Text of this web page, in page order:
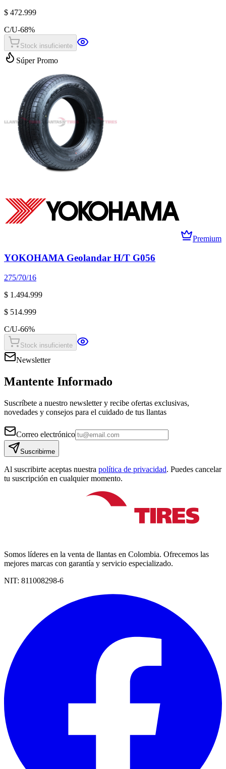
$ 472.999
C/U-68%
Stock insuficiente
Súper Promo
Premium
YOKOHAMA Geolandar H/T G056
275/70/16
$ 1.494.999
$ 514.999
C/U-66%
Stock insuficiente
Newsletter
Mantente Informado
Suscríbete a nuestro newsletter y recibe ofertas exclusivas,
novedades y consejos para el cuidado de tus llantas
Correo electrónico
Suscribirme
Al suscribirte aceptas nuestra política de privacidad. Puedes cancelar
tu suscripción en cualquier momento.
Somos líderes en la venta de llantas en Colombia. Ofrecemos las
mejores marcas con garantía y servicio especializado.
NIT: 811008298-6